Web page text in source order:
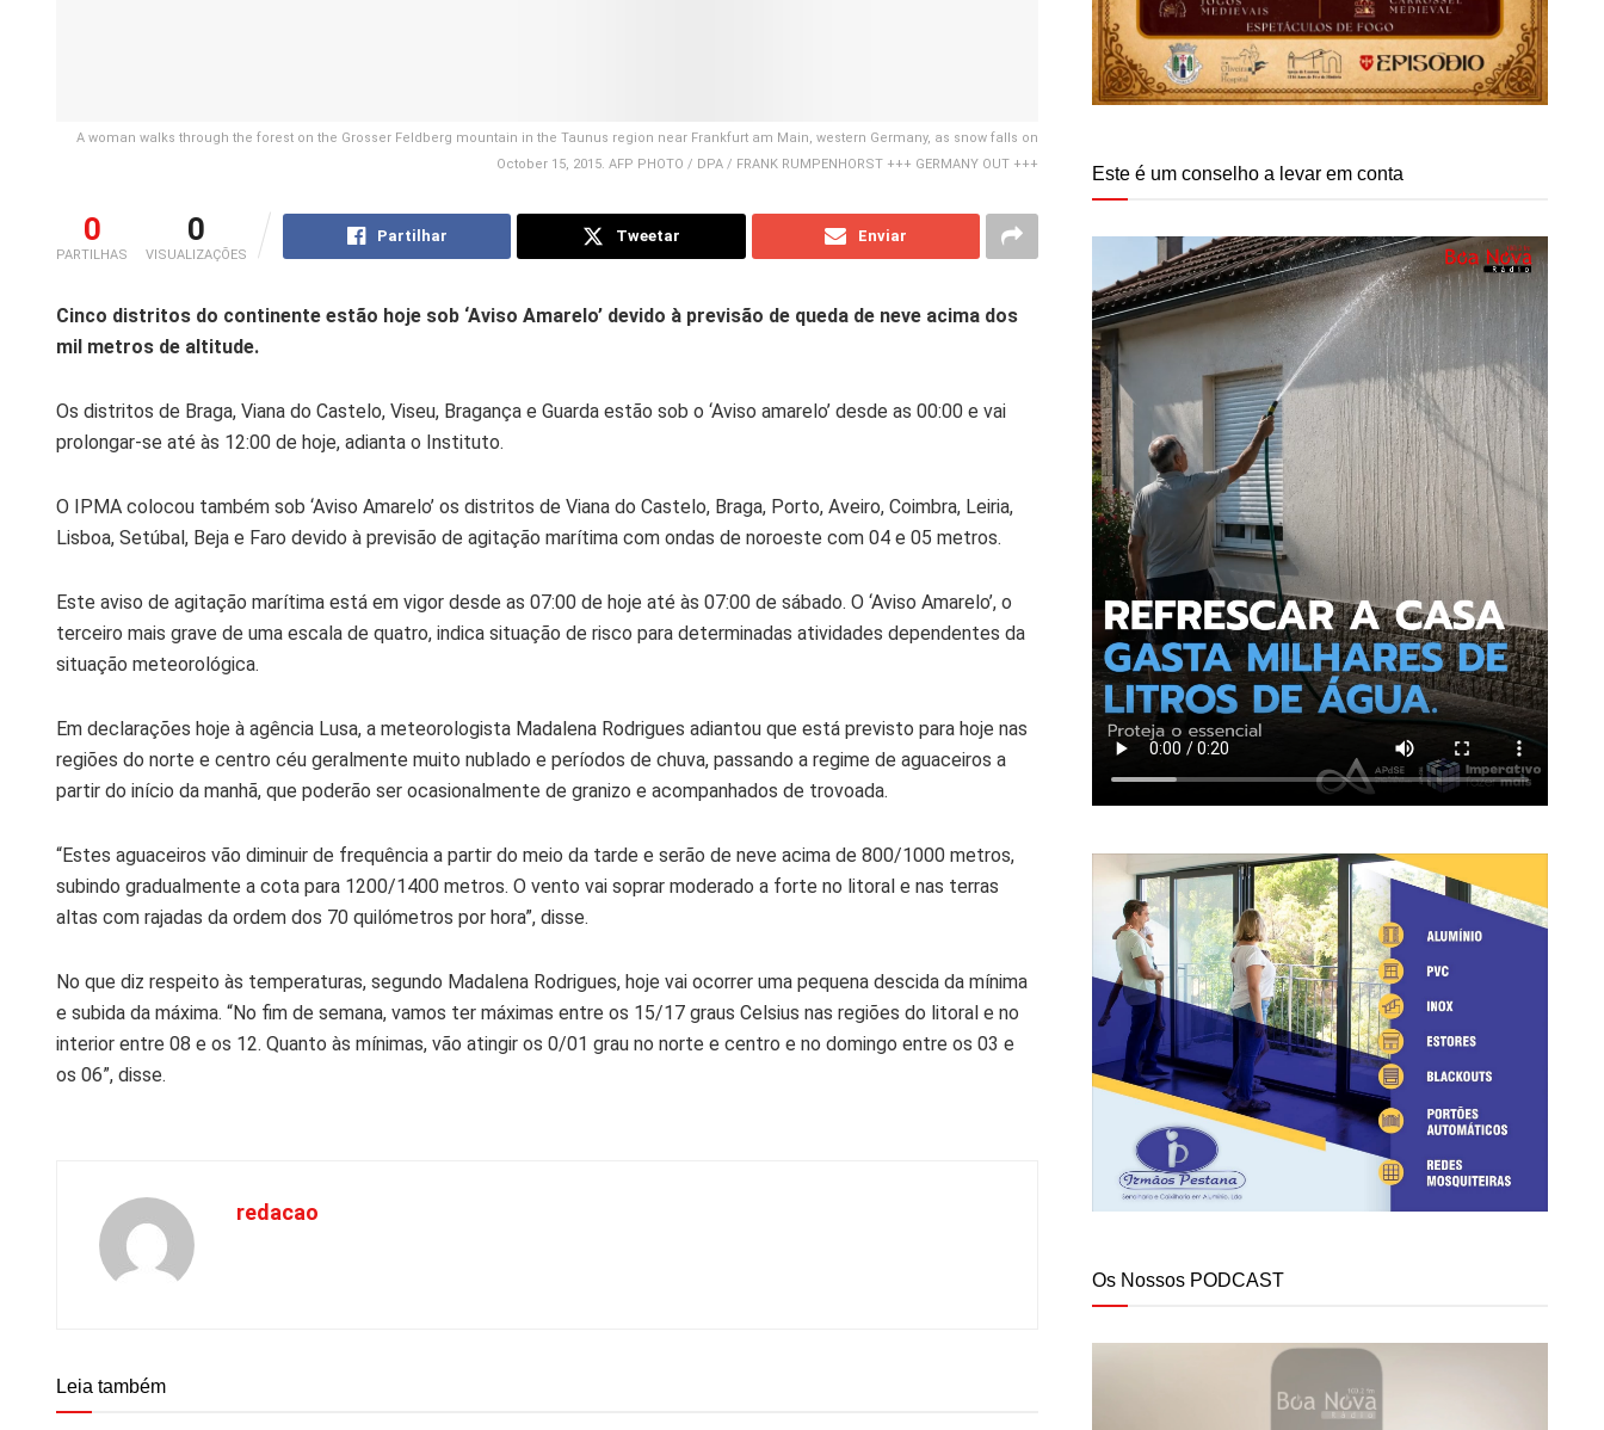
A woman walks through the forest on the Grosser Feldberg mountain in the Taunus region near Frankfurt am Main, western Germany, as snow falls on
October 15, 2015. AFP PHOTO / DPA / FRANK RUMPENHORST +++ GERMANY OUT +++
0
PARTILHAS
0
VISUALIZAÇÕES
Partilhar Tweetar Enviar
Cinco distritos do continente estão hoje sob ‘Aviso Amarelo’ devido à previsão de queda de neve acima dos
mil metros de altitude.
Os distritos de Braga, Viana do Castelo, Viseu, Bragança e Guarda estão sob o ‘Aviso amarelo’ desde as 00:00 e vai
prolongar-se até às 12:00 de hoje, adianta o Instituto.
O IPMA colocou também sob ‘Aviso Amarelo’ os distritos de Viana do Castelo, Braga, Porto, Aveiro, Coimbra, Leiria,
Lisboa, Setúbal, Beja e Faro devido à previsão de agitação marítima com ondas de noroeste com 04 e 05 metros.
Este aviso de agitação marítima está em vigor desde as 07:00 de hoje até às 07:00 de sábado. O ‘Aviso Amarelo’, o
terceiro mais grave de uma escala de quatro, indica situação de risco para determinadas atividades dependentes da
situação meteorológica.
Em declarações hoje à agência Lusa, a meteorologista Madalena Rodrigues adiantou que está previsto para hoje nas
regiões do norte e centro céu geralmente muito nublado e períodos de chuva, passando a regime de aguaceiros a
partir do início da manhã, que poderão ser ocasionalmente de granizo e acompanhados de trovoada.
“Estes aguaceiros vão diminuir de frequência a partir do meio da tarde e serão de neve acima de 800/1000 metros,
subindo gradualmente a cota para 1200/1400 metros. O vento vai soprar moderado a forte no litoral e nas terras
altas com rajadas da ordem dos 70 quilómetros por hora”, disse.
No que diz respeito às temperaturas, segundo Madalena Rodrigues, hoje vai ocorrer uma pequena descida da mínima
e subida da máxima. “No fim de semana, vamos ter máximas entre os 15/17 graus Celsius nas regiões do litoral e no
interior entre 08 e os 12. Quanto às mínimas, vão atingir os 0/01 grau no norte e centro e no domingo entre os 03 e
os 06”, disse.
redacao
Leia também
Este é um conselho a levar em conta
Os Nossos PODCAST